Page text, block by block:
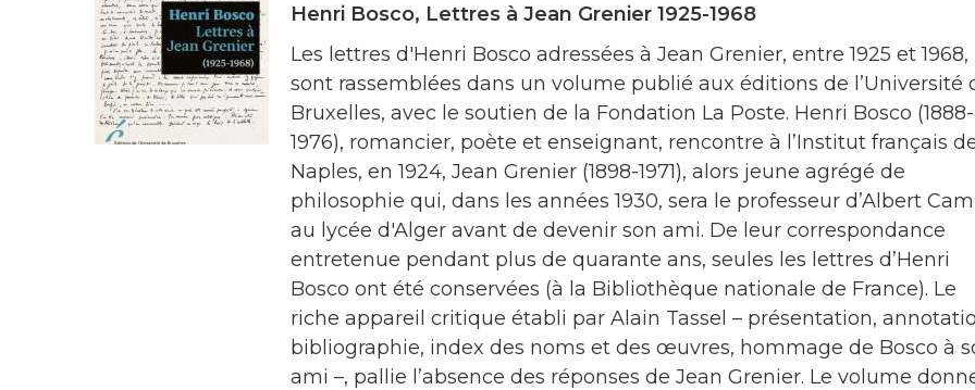
Henri Bosco, Lettres à Jean Grenier 1925-1968
Les lettres d'Henri Bosco adressées à Jean Grenier, entre 1925 et 1968,
sont rassemblées dans un volume publié aux éditions de l’Université
Bruxelles, avec le soutien de la Fondation La Poste. Henri Bosco (1888-
1976), romancier, poète et enseignant, rencontre à l’Institut français
Naples, en 1924, Jean Grenier (1898-1971), alors jeune agrégé de
philosophie qui, dans les années 1930, sera le professeur d’Albert
au lycée d'Alger avant de devenir son ami. De leur correspondance
entretenue pendant plus de quarante ans, seules les lettres d’Henri
Bosco ont été conservées (à la Bibliothèque nationale de France). Le
riche appareil critique établi par Alain Tassel – présentation,
bibliographie, index des noms et des œuvres, hommage de Bosco à
ami –, pallie l’absence des réponses de Jean Grenier. Le volume